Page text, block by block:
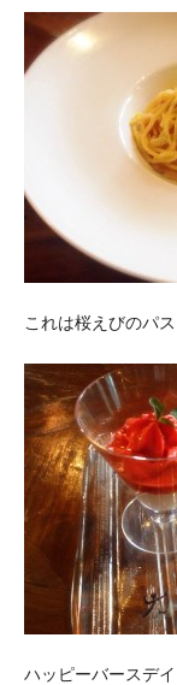
これは桜えびのパ
ハッピーバースデイ